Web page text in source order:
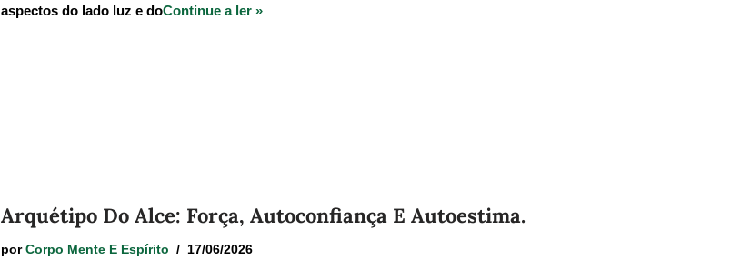
aspectos do lado luz e doContinue a ler »
Arquétipo Do Alce: Força, Autoconfiança E Autoestima.
por Corpo Mente E Espírito 17/06/2026